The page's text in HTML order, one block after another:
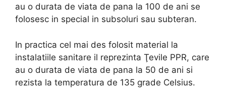
au o durata de viata de pana la 100 de ani se
folosesc in special in subsoluri sau subteran.
In practica cel mai des folosit material la
instalatiile sanitare il reprezinta Ţevile PPR, care
au o durata de viata de pana la 50 de ani si
rezista la temperatura de 135 grade Celsius.